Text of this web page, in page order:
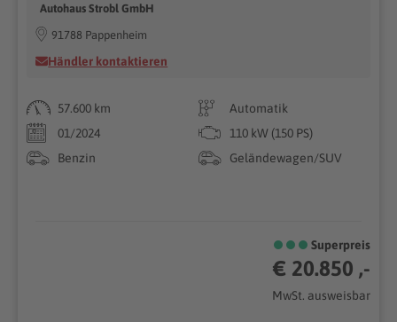
Autohaus Strobl GmbH
91788 Pappenheim
Händler kontaktieren
57.600 km
Automatik
01/2024
110 kW (150 PS)
Benzin
Geländewagen/SUV
Superpreis
€ 20.850 ,-
MwSt. ausweisbar